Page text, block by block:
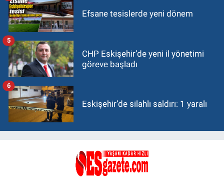
Efsane tesislerde yeni dönem
CHP Eskişehir’de yeni il yönetimi
göreve başladı
5
Eskişehir’de silahlı saldırı: 1 yaralı
6